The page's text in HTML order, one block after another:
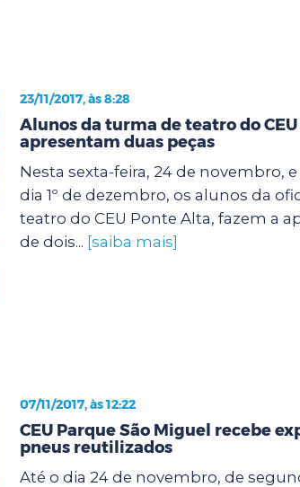
23/11/2017, às 8:28
Alunos da turma de teatro do
apresentam duas peças
Nesta sexta-feira, 24 de novembro,
dia 1º de dezembro, os alunos da
teatro do CEU Ponte Alta, fazem a
de dois... [saiba mais]
07/11/2017, às 12:22
CEU Parque São Miguel recebe
pneus reutilizados
Até o dia 24 de novembro, de